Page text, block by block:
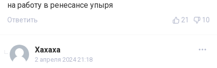
на работу в ренесансе упыря
Ответить 21 10
Хахаха
2 апреля 2024 21:18